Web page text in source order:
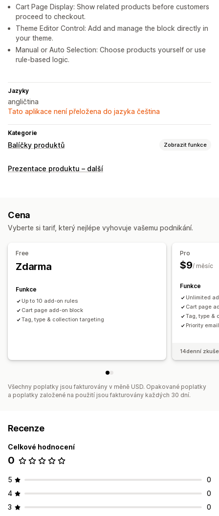
Cart Page Display: Show related products before customers
proceed to checkout.
Theme Editor Control: Add and manage the block directly in
your theme.
Manual or Auto Selection: Choose products yourself or use
rule-based logic.
Jazyky
angličtina
Tato aplikace není přeložena do jazyka čeština
Kategorie
Balíčky produktů Zobrazit funkce
Typy balíčků
Prezentace produktu – další
Cena
Vyberte si tarif, který nejlépe vyhovuje vašemu podnikání.
Free
Zdarma
Funkce
Up to 10 add-on rules
Cart page add-on block
Tag, type & collection targeting
Pro
$9/ měsíc
Funkce
Unlimited
Cart page
Tag, type &
Priority
14denní
Všechny poplatky jsou fakturovány v měně USD. Opakované poplatky
a poplatky založené na použití jsou fakturovány každých 30 dní.
Recenze
Celkové hodnocení
0
5
0
4
0
3
0